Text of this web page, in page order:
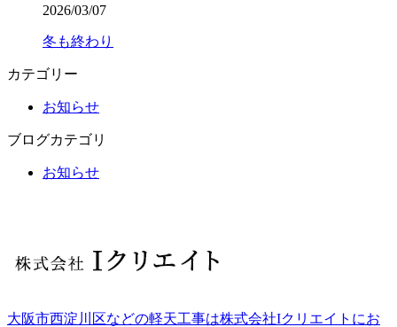
2026/03/07
冬も終わり
カテゴリー
お知らせ
ブログカテゴリ
お知らせ
大阪市西淀川区などの軽天工事は株式会社Iクリエイトにお